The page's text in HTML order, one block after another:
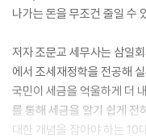
나가는 돈을 무조건 줄일 수
저자 조문교 세무사는 삼일
에서 조세재정학을 전공해
국민이 세금을 억울하게 더
를 통해 세금을 알기 쉽게 전
대한 개념을 잡아야 하는 10